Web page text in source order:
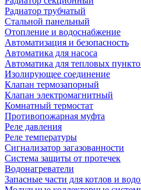
Радиатор трубчатый
Стальной панельный
Отопление и водоснабжение
Автоматизация и безопасность
Автоматика для насоса
Автоматика для тепловых
Изолирующее соединение
Клапан термозапорный
Клапан электромагнитный
Комнатный термостат
Противопожарная муфта
Реле давления
Реле температуры
Сигнализатор загазованности
Система защиты от протечек
Водонагреватели
Запасные части для котлов и